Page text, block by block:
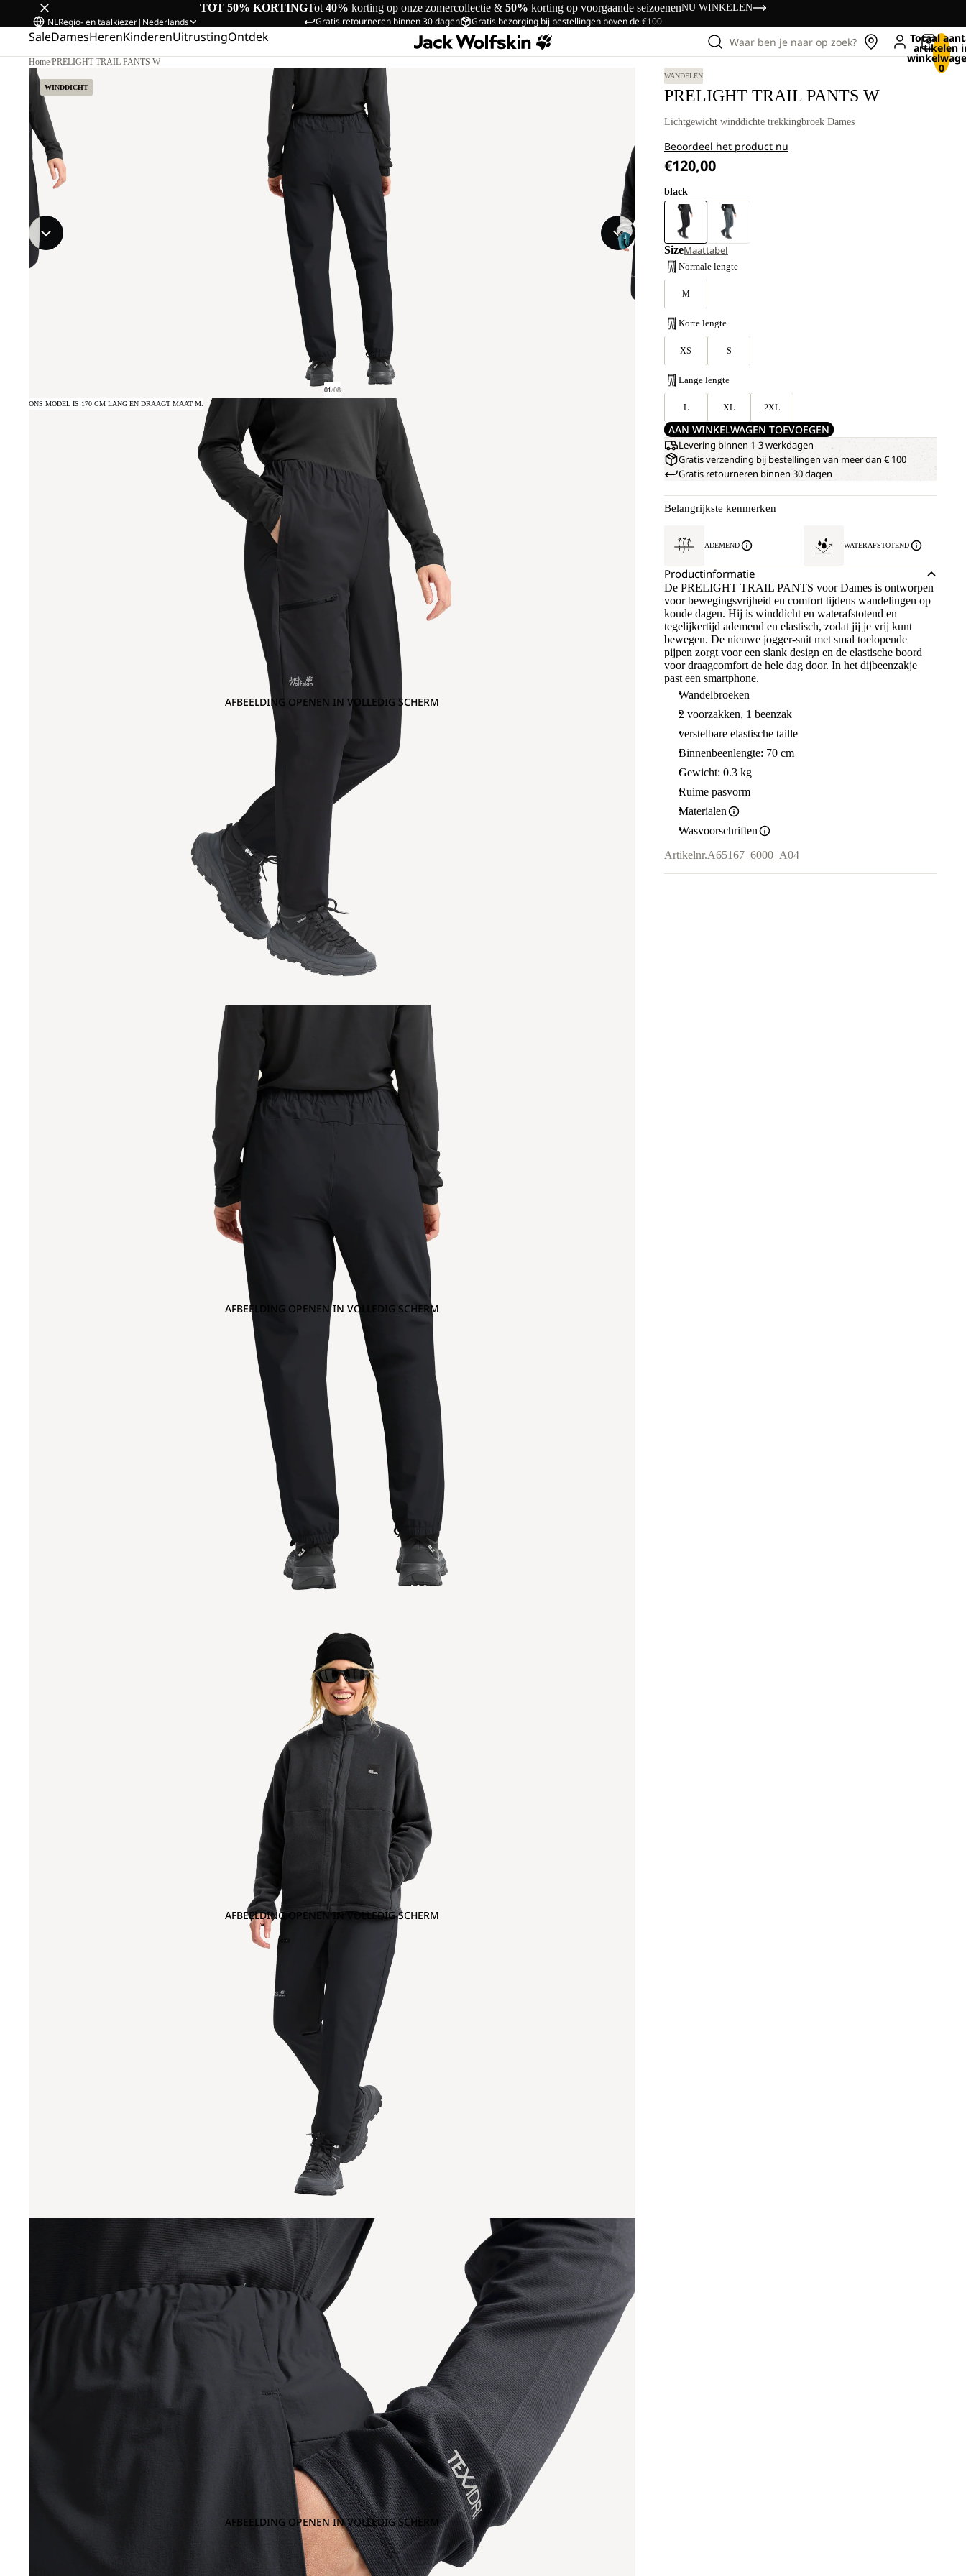
TOT 50% KORTINGTot 40% korting op onze zomercollectie & 50% korting op voorgaande seizoenenNU WINKELEN
Gratis retourneren binnen 30 dagen Gratis bezorging bij bestellingen boven de €100
NLRegio- en taalkiezer| Nederlands
SaleDamesHerenKinderenUitrustingOntdek Waar ben je naar op zoek? Totaal
artikelen
0
Home/PRELIGHT TRAIL PANTS W
WINDDICHT
01/08
AFBEELDING OPENEN IN VOLLEDIG SCHERM
ONS MODEL IS 170 CM LANG EN DRAAGT MAAT M.
AFBEELDING OPENEN IN VOLLEDIG SCHERM
AFBEELDING OPENEN IN VOLLEDIG SCHERM
AFBEELDING OPENEN IN VOLLEDIG SCHERM
WANDELEN
PRELIGHT TRAIL PANTS W
Lichtgewicht winddichte trekkingbroek Dames
Beoordeel het product nu
€120,00
black
SizeMaattabel
Normale lengte
M
Korte lengte
XS S
Lange lengte
L XL 2XL
AAN WINKELWAGEN TOEVOEGEN
Levering binnen 1-3 werkdagen
Gratis verzending bij bestellingen van meer dan € 100
Gratis retourneren binnen 30 dagen
Belangrijkste kenmerken
ADEMEND WATERAFSTOTEND
Productinformatie
De PRELIGHT TRAIL PANTS voor Dames is ontworpen
voor bewegingsvrijheid en comfort tijdens wandelingen op
koude dagen. Hij is winddicht en waterafstotend en
tegelijkertijd ademend en elastisch, zodat jij je vrij kunt
bewegen. De nieuwe jogger-snit met smal toelopende
pijpen zorgt voor een slank design en de elastische boord
voor draagcomfort de hele dag door. In het dijbeenzakje
past een smartphone.
Wandelbroeken
2 voorzakken, 1 beenzak
verstelbare elastische taille
Binnenbeenlengte: 70 cm
Gewicht: 0.3 kg
Ruime pasvorm
Materialen
Wasvoorschriften
Artikelnr.A65167_6000_A04